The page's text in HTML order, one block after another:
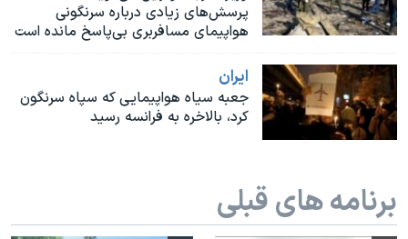
نرگس محمدی برنده جایزه نوبل صلح
همایش محافظه‌کاران آمریکا «سی‌پک»
صفحه‌های ویژه
سفر پرزیدنت ترامپ به چین
پرسش‌های زیادی درباره سرنگونی
هواپیمای مسافربری بی‌پاسخ مانده است
ايران
جعبه سیاه هواپیمایی که سپاه سرنگون
کرد، بالاخره به فرانسه رسید
برنامه های قبلی